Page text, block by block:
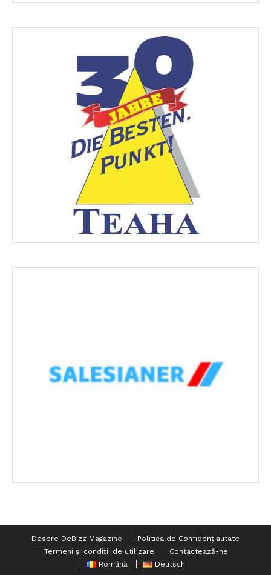
Despre DeBizz Magazine
Politica de Confidențialitate
Termeni și condiții de utilizare
Contactează-ne
Română
Deutsch